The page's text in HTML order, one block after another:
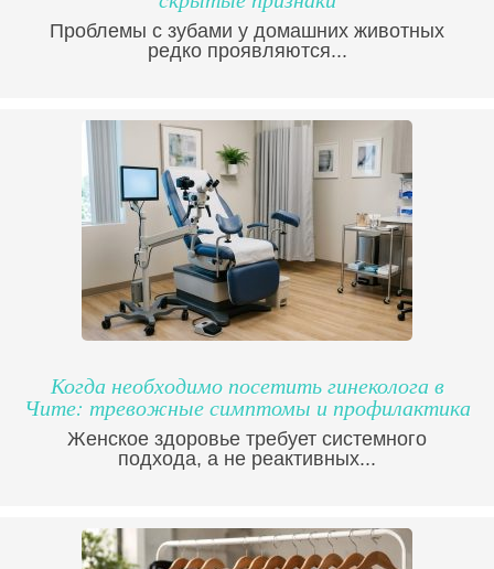
Проблемы с зубами у домашних животных
редко проявляются...
Когда необходимо посетить гинеколога в
Чите: тревожные симптомы и профилактика
Женское здоровье требует системного
подхода, а не реактивных...